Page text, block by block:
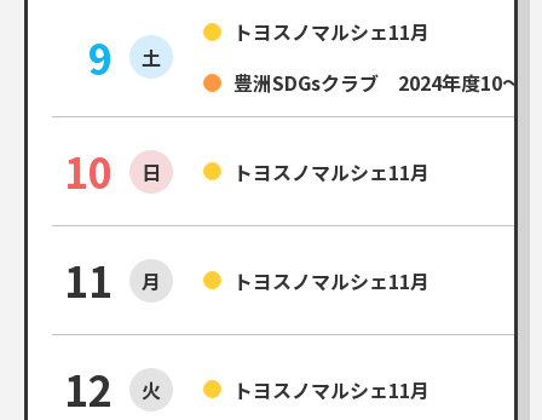
9 土
トヨスノマルシェ11月
豊洲SDGsクラブ 2024年度10～3
10 日 トヨスノマルシェ11月
11 月 トヨスノマルシェ11月
12 火 トヨスノマルシェ11月